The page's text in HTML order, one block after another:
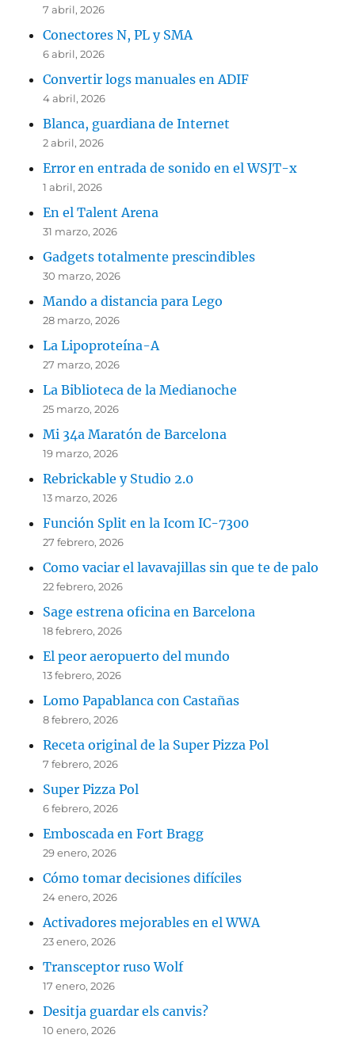
7 abril, 2026
Conectores N, PL y SMA
6 abril, 2026
Convertir logs manuales en ADIF
4 abril, 2026
Blanca, guardiana de Internet
2 abril, 2026
Error en entrada de sonido en el WSJT-x
1 abril, 2026
En el Talent Arena
31 marzo, 2026
Gadgets totalmente prescindibles
30 marzo, 2026
Mando a distancia para Lego
28 marzo, 2026
La Lipoproteína-A
27 marzo, 2026
La Biblioteca de la Medianoche
25 marzo, 2026
Mi 34a Maratón de Barcelona
19 marzo, 2026
Rebrickable y Studio 2.0
13 marzo, 2026
Función Split en la Icom IC-7300
27 febrero, 2026
Como vaciar el lavavajillas sin que te de palo
22 febrero, 2026
Sage estrena oficina en Barcelona
18 febrero, 2026
El peor aeropuerto del mundo
13 febrero, 2026
Lomo Papablanca con Castañas
8 febrero, 2026
Receta original de la Super Pizza Pol
7 febrero, 2026
Super Pizza Pol
6 febrero, 2026
Emboscada en Fort Bragg
29 enero, 2026
Cómo tomar decisiones difíciles
24 enero, 2026
Activadores mejorables en el WWA
23 enero, 2026
Transceptor ruso Wolf
17 enero, 2026
Desitja guardar els canvis?
10 enero, 2026